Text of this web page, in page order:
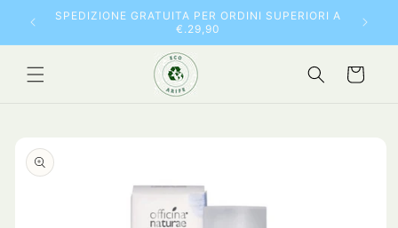
direttamenteSPEDIZIONE GRATUITA PER ORDINI SUPERIORI A
€.29,90
10% DI
Carrello
sul prodotto